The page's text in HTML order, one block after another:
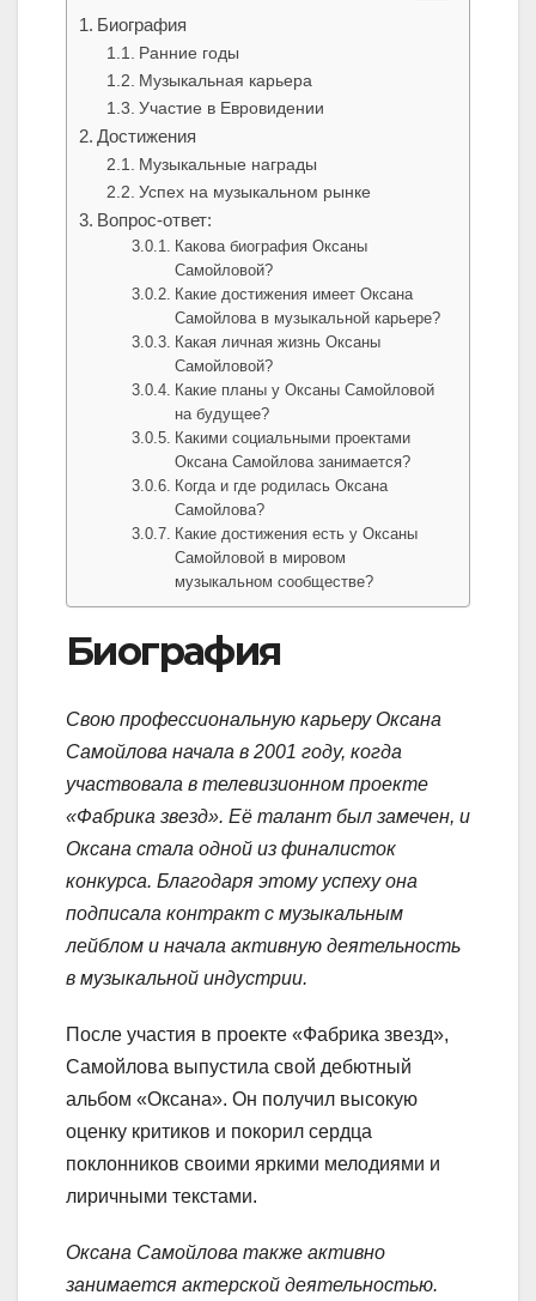
Биография
Ранние годы
Музыкальная карьера
Участие в Евровидении
Достижения
Музыкальные награды
Успех на музыкальном рынке
Вопрос-ответ:
Какова биография Оксаны
Самойловой?
Какие достижения имеет Оксана
Самойлова в музыкальной карьере?
Какая личная жизнь Оксаны
Самойловой?
Какие планы у Оксаны Самойловой
на будущее?
Какими социальными проектами
Оксана Самойлова занимается?
Когда и где родилась Оксана
Самойлова?
Какие достижения есть у Оксаны
Самойловой в мировом
музыкальном сообществе?
Биография
Свою профессиональную карьеру Оксана
Самойлова начала в 2001 году, когда
участвовала в телевизионном проекте
«Фабрика звезд». Её талант был замечен, и
Оксана стала одной из финалисток
конкурса. Благодаря этому успеху она
подписала контракт с музыкальным
лейблом и начала активную деятельность
в музыкальной индустрии.
После участия в проекте «Фабрика звезд»,
Самойлова выпустила свой дебютный
альбом «Оксана». Он получил высокую
оценку критиков и покорил сердца
поклонников своими яркими мелодиями и
лиричными текстами.
Оксана Самойлова также активно
занимается актерской деятельностью.